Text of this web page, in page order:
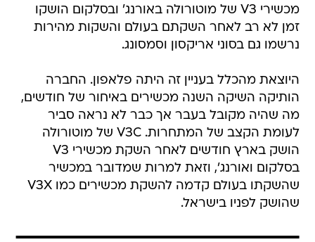
מכשירי V3 של מוטורולה באורנג' ובסלקום הושקו
זמן לא רב לאחר השקתם בעולם והשקות מהירות
נרשמו גם בסוני אריקסון וסמסונג.
היוצאת מהכלל בעניין זה היתה פלאפון. החברה
הותיקה השיקה השנה מכשירים באיחור של חודשים,
מה שהיה מקובל בעבר אך כבר לא נראה סביר
לעומת הקצב של המתחרות. V3C של מוטורולה
הושק בארץ חודשים לאחר השקת מכשירי V3
בסלקום ואורנג', וזאת למרות שמדובר במכשיר
שהשקתו בעולם קדמה להשקת מכשירים כמו V3X
שהושק לפניו בישראל.